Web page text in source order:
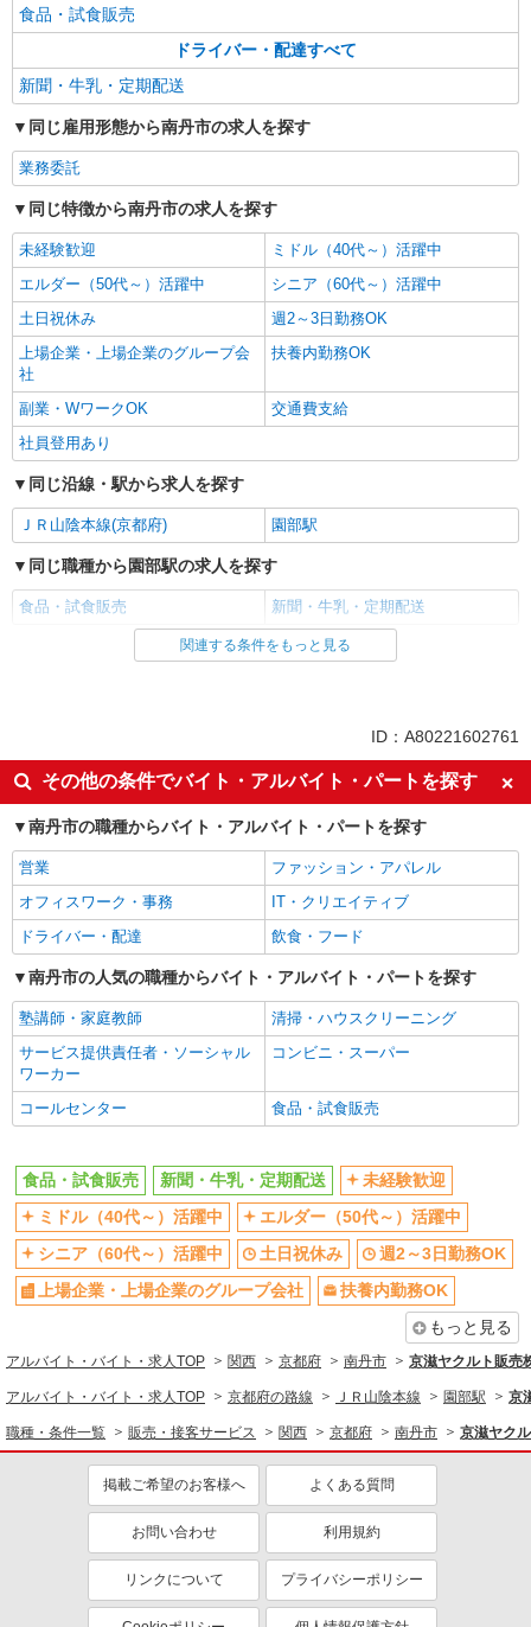
食品・試食販売
ドライバー・配達すべて
新聞・牛乳・定期配送
同じ雇用形態から南丹市の求人を探す
業務委託
同じ特徴から南丹市の求人を探す
未経験歓迎
ミドル（40代～）活躍中
エルダー（50代～）活躍中
シニア（60代～）活躍中
土日祝休み
週2～3日勤務OK
上場企業・上場企業のグループ会
社
扶養内勤務OK
副業・WワークOK
交通費支給
社員登用あり
同じ沿線・駅から求人を探す
ＪＲ山陰本線(京都府) 園部駅
同じ職種から園部駅の求人を探す
食品・試食販売 新聞・牛乳・定期配送
同じ雇用形態から園部駅の求人を探す
未経験歓迎
ミドル（40代～）活躍中
エルダー（50代～）活躍中
シニア（60代～）活躍中
土日祝休み
週2～3日勤務OK
上場企業・上場企業のグループ会
社
扶養内勤務OK
副業・WワークOK
交通費支給
社員登用あり
同じ職種から求人を探す
販売・接客サービス
食品・試食販売
ドライバー・配達
未経験歓迎
ミドル（40代～）活躍中
土日祝休み
週2～3日勤務OK
上場企業・上場企業のグループ会
社
扶養内勤務OK
社員登用あり
関連する条件をもっと見る
ID：A80221602761
その他の条件でバイト・アルバイト・パートを探す
南丹市の職種からバイト・アルバイト・パートを探す
営業
ファッション・アパレル
オフィスワーク・事務
IT・クリエイティブ
ドライバー・配達
飲食・フード
南丹市の人気の職種からバイト・アルバイト・パートを探す
塾講師・家庭教師
清掃・ハウスクリーニング
サービス提供責任者・ソーシャル
ワーカー
コンビニ・スーパー
コールセンター 食品・試食販売
食品・試食販売 新聞・牛乳・定期配送
未経験歓迎
ミドル（40代～）活躍中
エルダー（50代～）活躍中
シニア（60代～）活躍中
土日祝休み
週2～3日勤務OK
上場企業・上場企業のグループ会社
扶養内勤務OK
もっと見る
アルバイト・バイト・求人TOP 関西 京都府 南丹市 京滋ヤクルト販売
アルバイト・バイト・求人TOP 京都府の路線 ＪＲ山陰本線 園部駅 京
職種・条件一覧 販売・接客サービス 関西 京都府 南丹市 京滋ヤク
掲載ご希望のお客様へ よくある質問
お問い合わせ 利用規約
リンクについて プライバシーポリシー